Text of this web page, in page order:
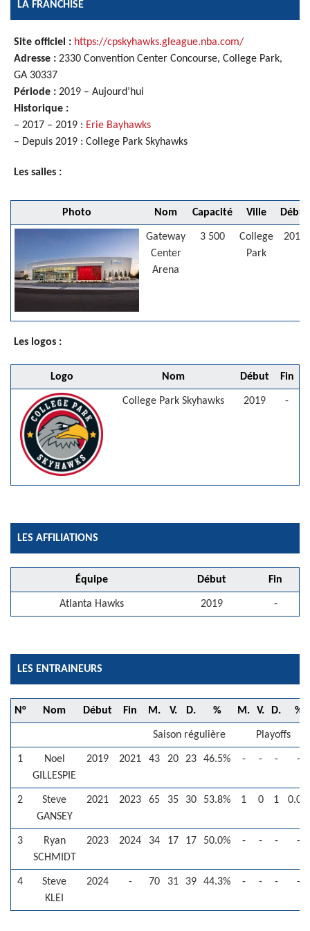
LA FRANCHISE
Site officiel : https://cpskyhawks.gleague.nba.com/
Adresse : 2330 Convention Center Concourse, College Park,
GA 30337
Période : 2019 – Aujourd’hui
Historique :
– 2017 – 2019 : Erie Bayhawks
– Depuis 2019 : College Park Skyhawks
Les salles :
Photo Nom Capacité Ville Début
Gateway
Center
Arena
3 500
College
Park
2019
Les logos :
Logo Nom Début Fin
College Park Skyhawks 2019 -
LES AFFILIATIONS
Équipe Début Fin
Atlanta Hawks 2019 -
LES ENTRAINEURS
N° Nom Début Fin M. V. D. % M. V. D. %
Saison régulière Playoffs
1
Noel
GILLESPIE
2019 2021 43 20 23 46.5% - - - -
2
Steve
GANSEY
2021 2023 65 35 30 53.8% 1 0 1 0.0%
3
Ryan
SCHMIDT
2023 2024 34 17 17 50.0% - - - -
4
Steve
KLEI
2024 - 70 31 39 44.3% - - - -